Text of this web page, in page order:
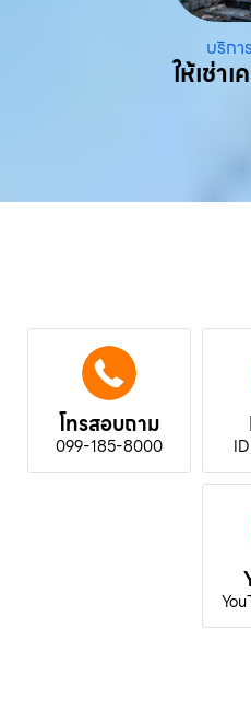
บริกา
ให้เช่า
โทรสอบถาม
099-185-8000